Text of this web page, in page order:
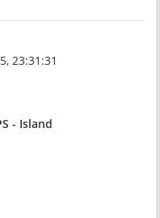
23:31:31
- Island